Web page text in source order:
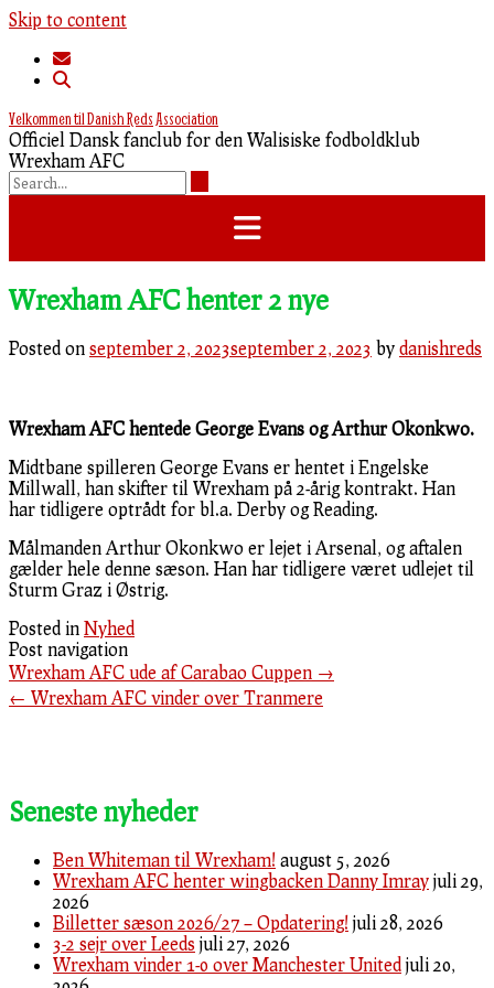
Skip to content
Velkommen til Danish Reds Association
Officiel Dansk fanclub for den Walisiske fodboldklub
Wrexham AFC
Wrexham AFC henter 2 nye
Posted on september 2, 2023september 2, 2023 by danishreds
Wrexham AFC hentede George Evans og Arthur Okonkwo.
Midtbane spilleren George Evans er hentet i Engelske
Millwall, han skifter til Wrexham på 2-årig kontrakt. Han
har tidligere optrådt for bl.a. Derby og Reading.
Målmanden Arthur Okonkwo er lejet i Arsenal, og aftalen
gælder hele denne sæson. Han har tidligere været udlejet til
Sturm Graz i Østrig.
Posted in Nyhed
Post navigation
Wrexham AFC ude af Carabao Cuppen →
← Wrexham AFC vinder over Tranmere
Seneste nyheder
Ben Whiteman til Wrexham! august 5, 2026
Wrexham AFC henter wingbacken Danny Imray juli 29,
2026
Billetter sæson 2026/27 – Opdatering! juli 28, 2026
3-2 sejr over Leeds juli 27, 2026
Wrexham vinder 1-0 over Manchester United juli 20,